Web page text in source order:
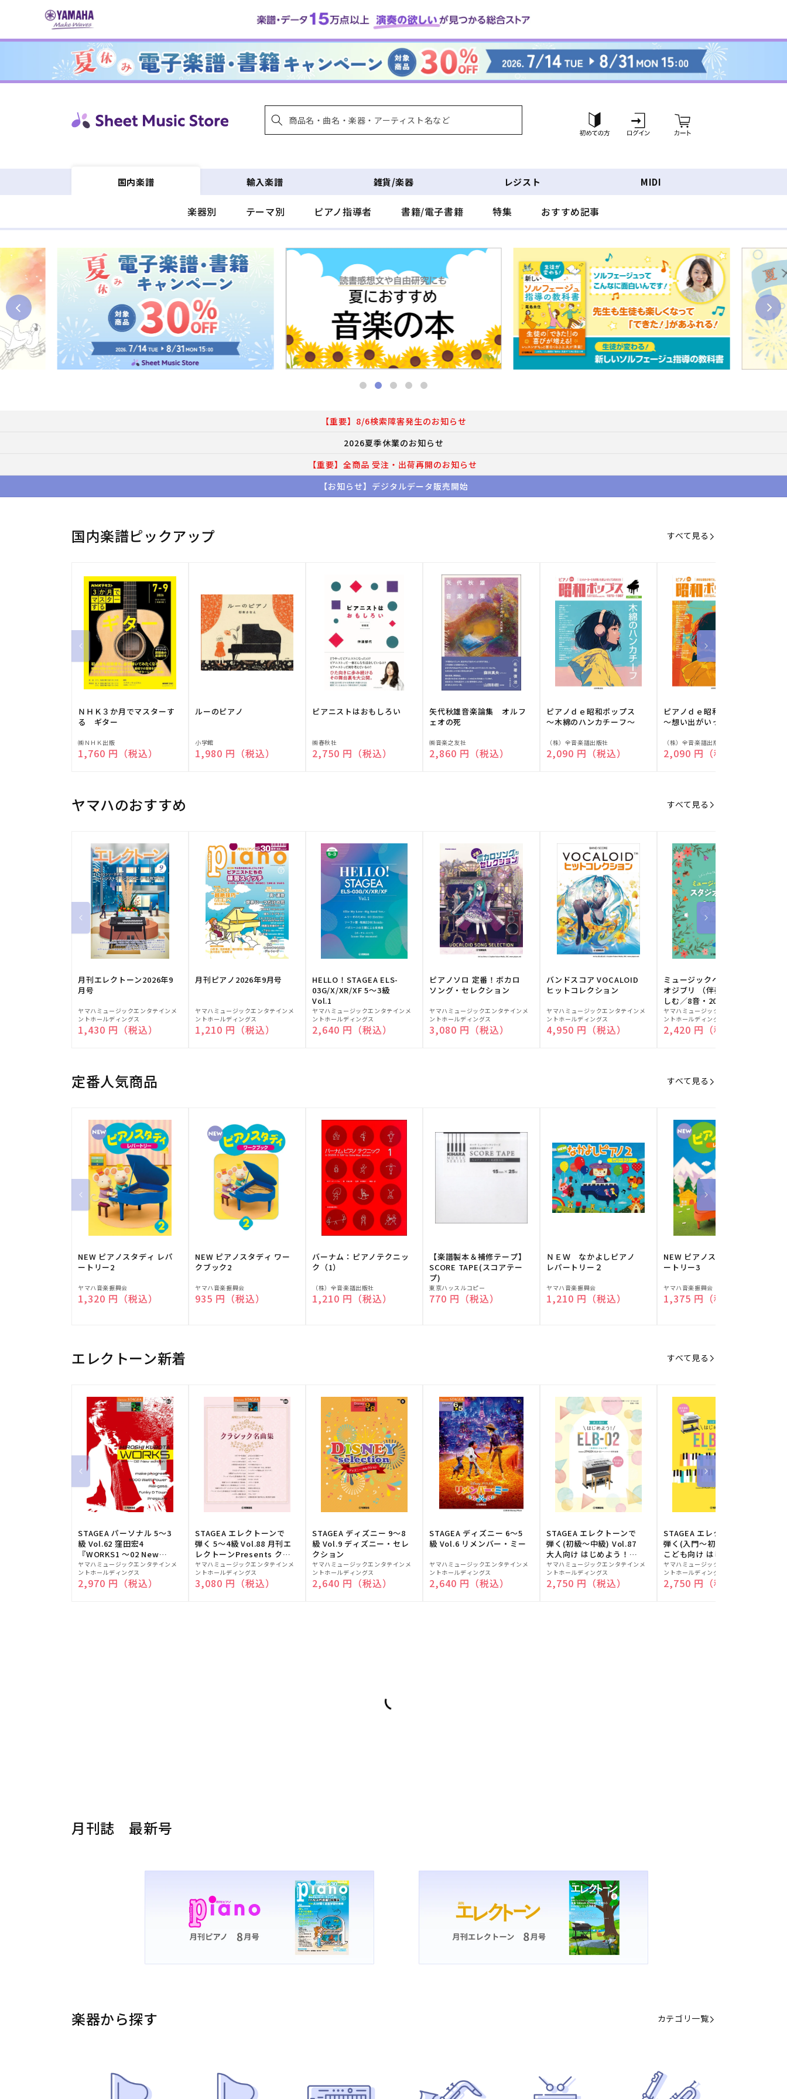
ンツに
グ
イ
ー
ト
国内楽譜
楽器別 テーマ別 ピアノ指導者 書籍/電子書籍 特集 おすすめ記事
輸入楽譜 雑貨/楽器 レジスト MIDI
【重要】8/6検索障害発生のお知らせ
2026夏季休業のお知らせ
【重要】全商品 受注・出荷再開のお知らせ
【お知らせ】デジタルデータ販売開始
国内楽譜ピックアップ すべて見る
ＮＨＫ３か月でマスターす
る ギター
販
売
㈱ＮＨＫ出版
通常価格
1,760 円（税込）
ルーのピアノ
販
売
小学館
通常価格
1,980 円（税込）
ピアニストはおもしろい
販
売
㈱春秋社
通常価格
2,750 円（税込）
矢代秋雄音楽論集 オルフ
ェオの死
販
売
㈱音楽之友社
通常価格
2,860 円（税込）
ピアノｄｅ昭和ポップス
～木綿のハンカチーフ～
販
売
（株）全音楽譜出版社
通常価格
2,090 円（税込）
ピアノｄｅ昭和ポップス
～想い出がいっぱい～
販
売
（株）全音楽譜出版社
通常価格
2,090 円（税込）
ヤマハのおすすめ すべて見る
月刊エレクトーン2026年9
月号
販
売
元:
ヤマハミュージックエンタテインメ
ントホールディングス
通常価格
1,430 円（税込）
月刊ピアノ2026年9月号
販
売
元:
ヤマハミュージックエンタテインメ
ントホールディングス
通常価格
1,210 円（税込）
HELLO！STAGEA ELS-
03G/X/XR/XF 5～3級
Vol.1
販
売
元:
ヤマハミュージックエンタテインメ
ントホールディングス
通常価格
2,640 円（税込）
ピアノソロ 定番！ボカロ
ソング・セレクション
販
売
元:
ヤマハミュージックエンタテインメ
ントホールディングス
通常価格
3,080 円（税込）
バンドスコア VOCALOID
ヒットコレクション
販
売
元:
ヤマハミュージックエンタテインメ
ントホールディングス
通常価格
4,950 円（税込）
ミュージックベルでスタジ
オジブリ （伴奏音源と楽
しむ／8音・20音ベル対応
／ドレミふりがな付）
販
売
元:
ヤマハミュージックエンタテインメ
ントホールディングス
通常価格
2,420 円（税込）
定番人気商品 すべて見る
NEW ピアノスタディ レパ
ートリー2
販
売
ヤマハ音楽振興会
通常価格
1,320 円（税込）
NEW ピアノスタディ ワー
クブック2
販
売
ヤマハ音楽振興会
通常価格
935 円（税込）
バーナム：ピアノテクニッ
ク（1）
販
売
（株）全音楽譜出版社
通常価格
1,210 円（税込）
【楽譜製本＆補修テープ】
SCORE TAPE(スコアテー
プ)
販
売
東京ハッスルコピー
通常価格
770 円（税込）
ＮＥＷ なかよしピアノ
レパートリー２
販
売
ヤマハ音楽振興会
通常価格
1,210 円（税込）
NEW ピアノスタディ レパ
ートリー3
販
売
ヤマハ音楽振興会
通常価格
1,375 円（税込）
エレクトーン新着 すべて見る
STAGEA パーソナル 5～3
級 Vol.62 窪田宏4
『WORKS1 ～02 New
edition～』
販
売
元:
ヤマハミュージックエンタテインメ
ントホールディングス
通常価格
2,970 円（税込）
STAGEA エレクトーンで
弾く 5～4級 Vol.88 月刊エ
レクトーンPresents クラ
シック名曲集
販
売
元:
ヤマハミュージックエンタテインメ
ントホールディングス
通常価格
3,080 円（税込）
STAGEA ディズニー 9～8
級 Vol.9 ディズニー・セレ
クション
販
売
元:
ヤマハミュージックエンタテインメ
ントホールディングス
通常価格
2,640 円（税込）
STAGEA ディズニー 6～5
級 Vol.6 リメンバー・ミー
販
売
元:
ヤマハミュージックエンタテインメ
ントホールディングス
通常価格
2,640 円（税込）
STAGEA エレクトーンで
弾く(初級～中級) Vol.87
大人向け はじめよう！
ELB-02(楽器のトリセツ
付)
販
売
元:
ヤマハミュージックエンタテインメ
ントホールディングス
通常価格
2,750 円（税込）
STAGEA エレクトーンで
弾く(入門～初級) Vol.86
こども向け はじめよう！
ELB-02(楽器のトリセツ
付)
販
売
元:
ヤマハミュージックエンタテインメ
ントホールディングス
通常価格
2,750 円（税込）
楽器から探す